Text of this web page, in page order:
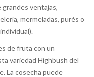
grandes ventajas,
mermeladas, purés o
de fruta con un
variedad Highbush del
La cosecha puede